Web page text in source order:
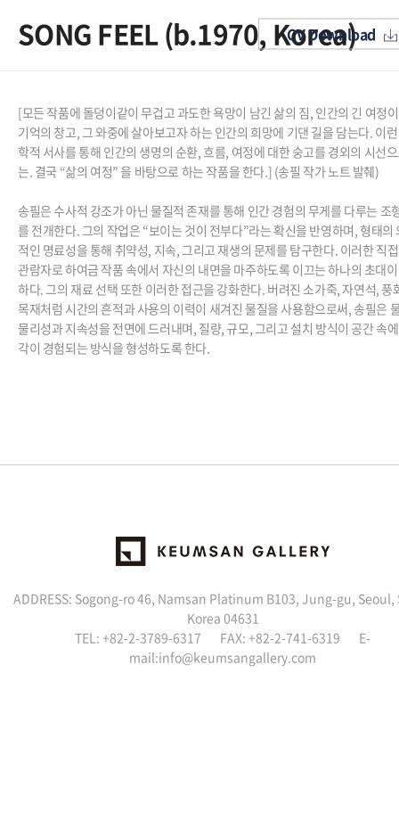
SONG FEEL (b.1970, Korea)
CV Download
[모든 작품에 돌덩이같이 무겁고 과도한 욕망이 남긴 삶의 짐, 인간의 긴 여정
기억의 창고, 그 와중에 살아보고자 하는 인간의 희망에 기댄 길을 담는다. 이
학적 서사를 통해 인간의 생명의 순환, 흐름, 여정에 대한 숭고를 경외의 시선
는. 결국 “삶의 여정” 을 바탕으로 하는 작품을 한다.] (송필 작가 노트 발췌)
송필은 수사적 강조가 아닌 물질적 존재를 통해 인간 경험의 무게를 다루는 조
를 전개한다. 그의 작업은 “보이는 것이 전부다”라는 확신을 반영하며, 형태의
적인 명료성을 통해 취약성, 지속, 그리고 재생의 문제를 탐구한다. 이러한 직
관람자로 하여금 작품 속에서 자신의 내면을 마주하도록 이끄는 하나의 초대
하다. 그의 재료 선택 또한 이러한 접근을 강화한다. 버려진 소가죽, 자연석, 풍
목재처럼 시간의 흔적과 사용의 이력이 새겨진 물질을 사용함으로써, 송필은
물리성과 지속성을 전면에 드러내며, 질량, 규모, 그리고 설치 방식이 공간 속
각이 경험되는 방식을 형성하도록 한다.
ADDRESS: Sogong-ro 46, Namsan Platinum B103, Jung-gu, Seoul,
Korea 04631
TEL: +82-2-3789-6317 FAX: +82-2-741-6319 E-
mail:info@keumsangallery.com